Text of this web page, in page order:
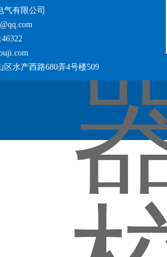
气有限公司
区水产西路680弄4号楼509